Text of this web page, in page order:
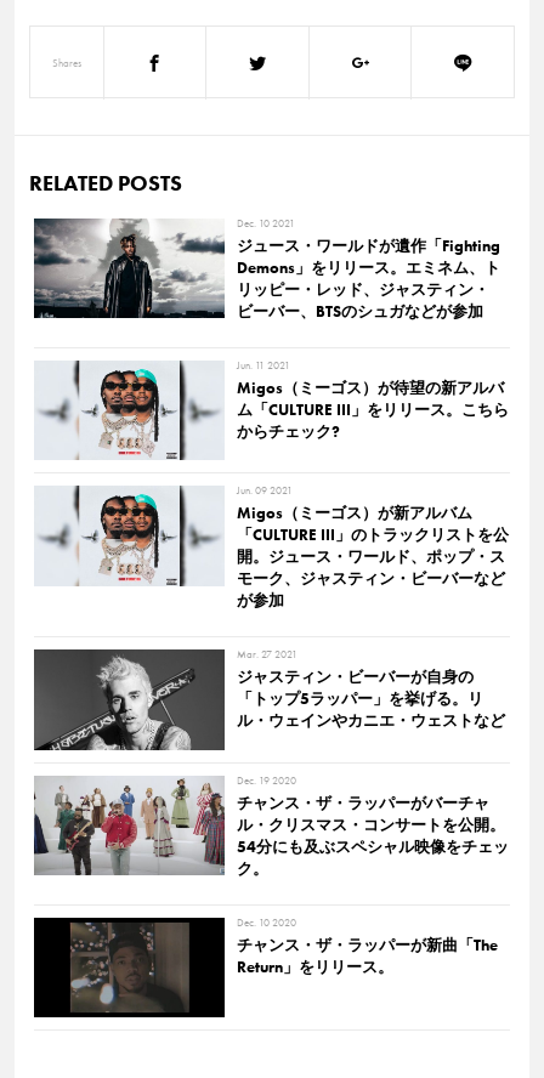
Shares
RELATED POSTS
Dec. 10 2021
ジュース・ワールドが遺作「Fighting
Demons」をリリース。エミネム、ト
リッピー・レッド、ジャスティン・
ビーバー、BTSのシュガなどが参加
Jun. 11 2021
Migos（ミーゴス）が待望の新アルバ
ム「CULTURE III」をリリース。こちら
からチェック?
Jun. 09 2021
Migos（ミーゴス）が新アルバム
「CULTURE III」のトラックリストを公
開。ジュース・ワールド、ポップ・ス
モーク、ジャスティン・ビーバーなど
が参加
Mar. 27 2021
ジャスティン・ビーバーが自身の
「トップ5ラッパー」を挙げる。リ
ル・ウェインやカニエ・ウェストなど
Dec. 19 2020
チャンス・ザ・ラッパーがバーチャ
ル・クリスマス・コンサートを公開。
54分にも及ぶスペシャル映像をチェッ
ク。
Dec. 10 2020
チャンス・ザ・ラッパーが新曲「The
Return」をリリース。